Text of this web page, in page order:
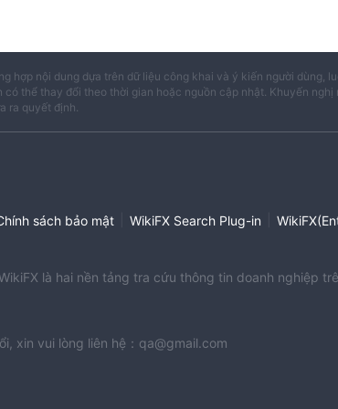
hợp nội dung dựa trên dữ liệu công khai và ý kiến người dùng,
có thể thay đổi theo thời gian hoặc nguồn cập nhật. Khuyến
ra quyết định.
sách bảo mật WikiFX Search Plug-in
là hai nền tảng tra cứu thông tin doanh nghiệp
xin vui lòng liên hệ：qa@gmail.com